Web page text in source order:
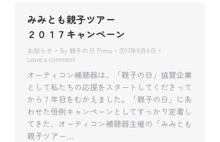
みみとも親子ツアー
２０１７キャンペーン
お知らせ By 親子の日 Press
2017年8月4日
Leave a comment
オーティコン補聴器は、「親子の日」協賛企業
として私たちの応援をスタートしてくださって
から７年目をむかえました。「親子の日」にあ
わせた恒例キャンペーンとしてすっかり定着し
てきた、オーティコン補聴器主催の「みみとも
親子ツアー…